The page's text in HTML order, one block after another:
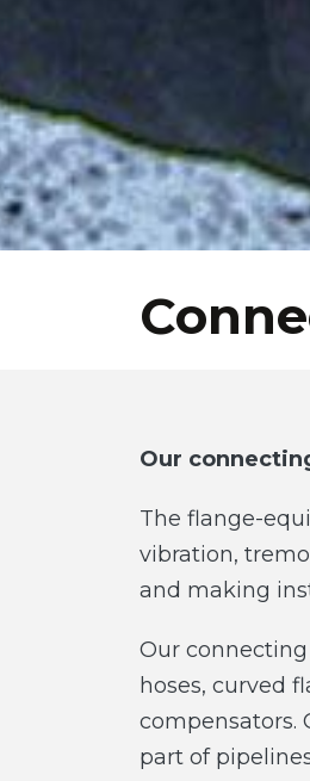
Our
The flange-
vibration,
and making
Our
hoses, curved
compensators.
part of